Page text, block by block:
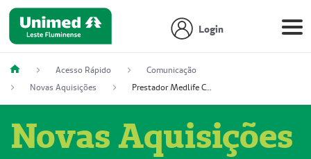
Login
Acesso Rápido
Comunicação
Novas Aquisições
Prestador Medlife Consultas e Diagnósticos (51004334-2)
Novas Aquisições